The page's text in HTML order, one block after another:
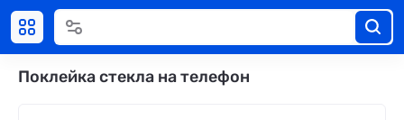
Поклейка стекла на телефон